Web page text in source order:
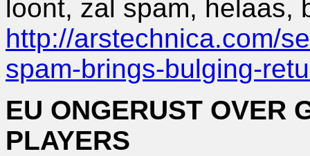
loont, zal spam, helaas,
http://arstechnica.com/
spam-brings-bulging-
EU ONGERUST OVER
PLAYERS